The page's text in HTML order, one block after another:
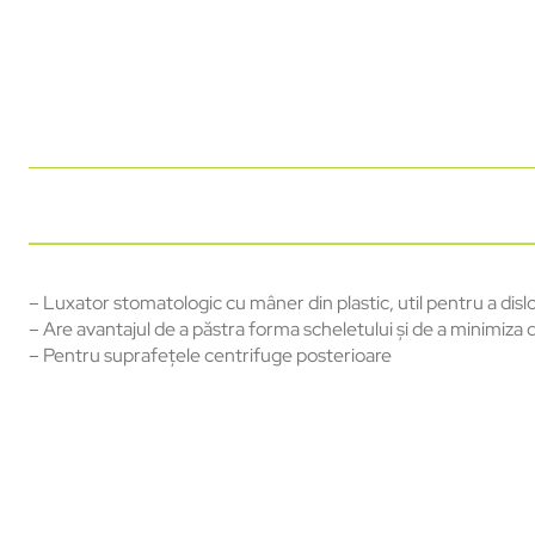
– Luxator stomatologic cu mâner din plastic, util pentru a
– Are avantajul de a păstra forma scheletului și de a
– Pentru suprafețele centrifuge posterioare